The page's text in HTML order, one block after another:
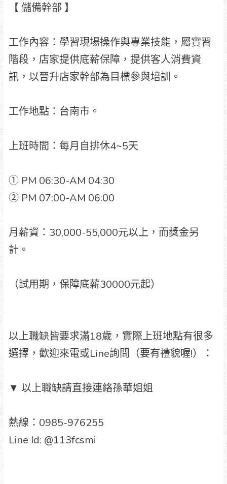
【 儲備幹部 】
工作內容：學習現場操作與專業技能，屬實習
階段，店家提供底薪保障，提供客人消費資
訊，以晉升店家幹部為目標參與培訓。
工作地點：台南市。
上班時間：每月自排休4~5天
① PM 06:30-AM 04:30
② PM 07:00-AM 06:00
月薪資：30,000-55,000元以上，而獎金另
計。
（試用期，保障底薪30000元起）
以上職缺皆要求滿18歲，實際上班地點有很多
選擇，歡迎來電或Line詢問（要有禮貌喔!）：
▼ 以上職缺請直接連絡孫華姐姐
熱線：0985-976255
Line Id: @113fcsmi